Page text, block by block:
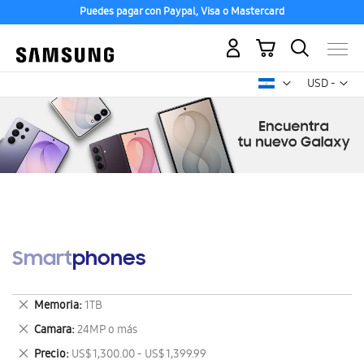
Puedes pagar con Paypal, Visa o Mastercard
USD -
dólar
Mi carrito
Smartphones
Memoria 1TB
Eliminar
este
artículo
Camara 24MP o más
Eliminar
este
Precio US$ 1,300.00 - US$ 1,399.99
Eliminar